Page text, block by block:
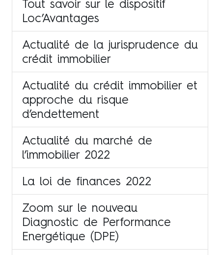
Tout savoir sur le dispositif
Loc’Avantages
Actualité de la jurisprudence du
crédit immobilier
Actualité du crédit immobilier et
approche du risque
d’endettement
Actualité du marché de
l’immobilier 2022
La loi de finances 2022
Zoom sur le nouveau
Diagnostic de Performance
Energétique (DPE)